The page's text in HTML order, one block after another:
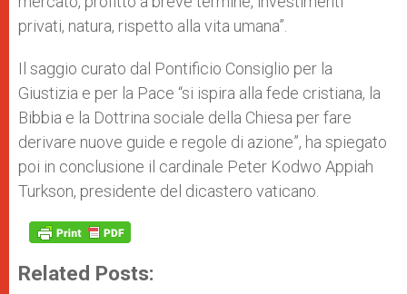
privati, natura, rispetto alla vita umana”.
Il saggio curato dal Pontificio Consiglio per la
Giustizia e per la Pace “si ispira alla fede cristiana, la
Bibbia e la Dottrina sociale della Chiesa per fare
derivare nuove guide e regole di azione”, ha spiegato
poi in conclusione il cardinale Peter Kodwo Appiah
Turkson, presidente del dicastero vaticano.
Related Posts: